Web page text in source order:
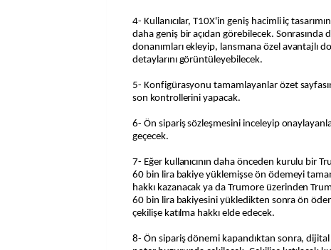
4- Kullanıcılar, T10X'in geniş hacimli iç
daha geniş bir açıdan görebilecek. Sonrasında
donanımları ekleyip, lansmana özel avantajlı
detaylarını görüntüleyebilecek.
5- Konfigürasyonu tamamlayanlar özet
son kontrollerini yapacak.
6- Ön sipariş sözleşmesini inceleyip
geçecek.
7- Eğer kullanıcının daha önceden kurulu bir
60 bin lira bakiye yüklemişse ön ödemeyi
hakkı kazanacak ya da Trumore üzerinden
60 bin lira bakiyesini yükledikten sonra ön
çekilişe katılma hakkı elde edecek.
8- Ön sipariş dönemi kapandıktan sonra,